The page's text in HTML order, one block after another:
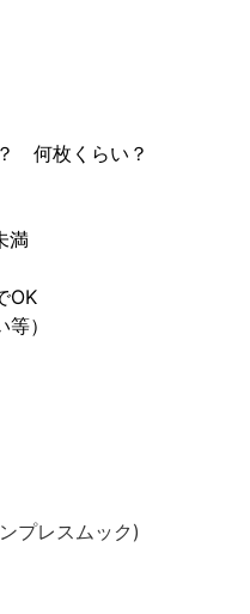
何枚くらい？
満
OK
）
プレスムック)